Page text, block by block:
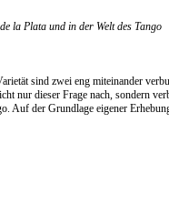
la Plata und in der Welt des Tango
sind zwei eng miteinander
nur dieser Frage nach, sondern
Auf der Grundlage eigener